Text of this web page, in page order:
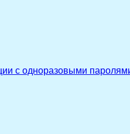
с одноразовыми